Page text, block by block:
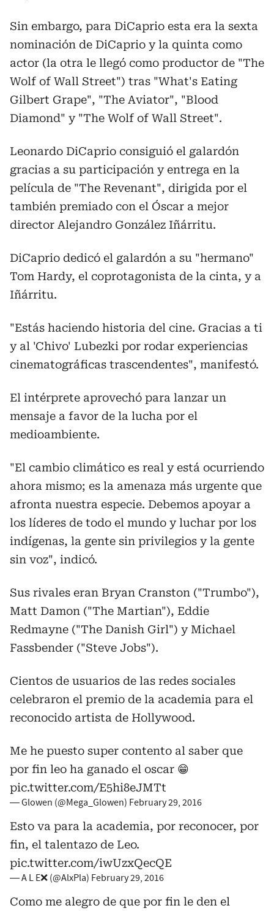
Sin embargo, para DiCaprio esta era la sexta
nominación de DiCaprio y la quinta como
actor (la otra le llegó como productor de "The
Wolf of Wall Street") tras "What's Eating
Gilbert Grape", "The Aviator", "Blood
Diamond" y "The Wolf of Wall Street".
Leonardo DiCaprio consiguió el galardón
gracias a su participación y entrega en la
película de "The Revenant", dirigida por el
también premiado con el Óscar a mejor
director Alejandro González Iñárritu.
DiCaprio dedicó el galardón a su "hermano"
Tom Hardy, el coprotagonista de la cinta, y a
Iñárritu.
"Estás haciendo historia del cine. Gracias a ti
y al 'Chivo' Lubezki por rodar experiencias
cinematográficas trascendentes", manifestó.
El intérprete aprovechó para lanzar un
mensaje a favor de la lucha por el
medioambiente.
"El cambio climático es real y está ocurriendo
ahora mismo; es la amenaza más urgente que
afronta nuestra especie. Debemos apoyar a
los líderes de todo el mundo y luchar por los
indígenas, la gente sin privilegios y la gente
sin voz", indicó.
Sus rivales eran Bryan Cranston ("Trumbo"),
Matt Damon ("The Martian"), Eddie
Redmayne ("The Danish Girl") y Michael
Fassbender ("Steve Jobs").
Cientos de usuarios de las redes sociales
celebraron el premio de la academia para el
reconocido artista de Hollywood.
Me he puesto super contento al saber que
por fin leo ha ganado el oscar 😁
pic.twitter.com/E5hi8eJMTt
— Glowen (@Mega_Glowen) February 29, 2016
Esto va para la academia, por reconocer, por
fin, el talentazo de Leo.
pic.twitter.com/iwUzxQecQE
— A L E❌ (@AlxPla) February 29, 2016
Como me alegro de que por fin le den el